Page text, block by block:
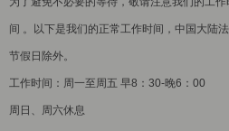
间 。以下是我们的正常工作时间，中国大陆
节假日除外。
工作时间：周一至周五 早8：30-晚6：00
周日、周六休息